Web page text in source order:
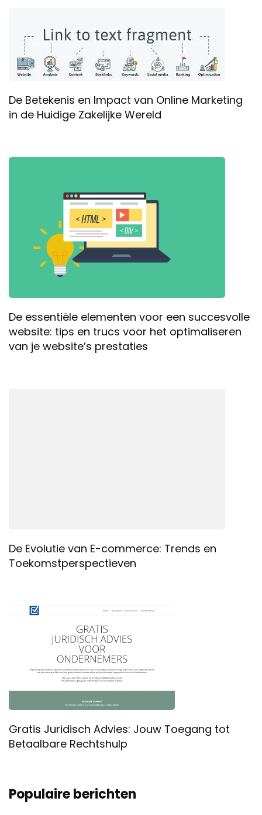
De Betekenis en Impact van Online Marketing
in de Huidige Zakelijke Wereld
De essentiële elementen voor een succesvolle
website: tips en trucs voor het optimaliseren
van je website’s prestaties
De Evolutie van E-commerce: Trends en
Toekomstperspectieven
Gratis Juridisch Advies: Jouw Toegang tot
Betaalbare Rechtshulp
Populaire berichten